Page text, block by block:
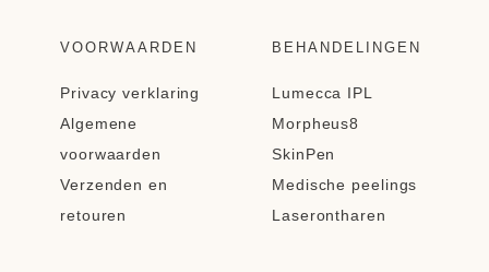
VOORWAARDEN
Privacy verklaring
Algemene
voorwaarden
Verzenden en
retouren
BEHANDELINGEN
Lumecca IPL
Morpheus8
SkinPen
Medische peelings
Laserontharen